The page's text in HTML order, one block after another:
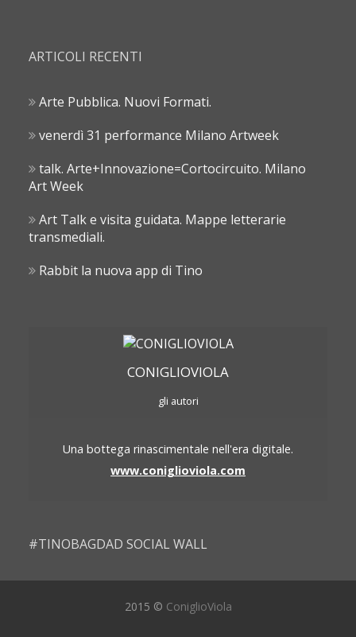
ARTICOLI RECENTI
Arte Pubblica. Nuovi Formati.
venerdì 31 performance Milano Artweek
talk. Arte+Innovazione=Cortocircuito. Milano
Art Week
Art Talk e visita guidata. Mappe letterarie
transmediali.
Rabbit la nuova app di Tino
CONIGLIOVIOLA
gli autori
Una bottega rinascimentale nell'era digitale.
www.coniglioviola.com
#TINOBAGDAD SOCIAL WALL
2015 © ConiglioViola